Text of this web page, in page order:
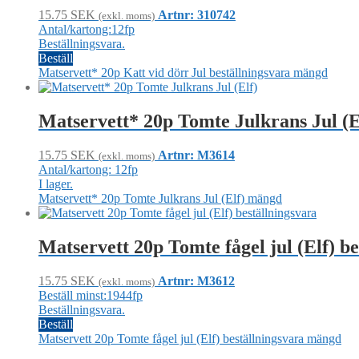
15.75 SEK (exkl. moms) Artnr: 310742
Antal/kartong:12fp
Beställningsvara.
Beställ
Matservett* 20p Katt vid dörr Jul beställningsvara mängd
Matservett* 20p Tomte Julkrans Jul
15.75 SEK (exkl. moms) Artnr: M3614
Antal/kartong: 12fp
I lager.
Matservett* 20p Tomte Julkrans Jul (Elf) mängd
Matservett 20p Tomte fågel jul (Elf)
15.75 SEK (exkl. moms) Artnr: M3612
Beställ minst:1944fp
Beställningsvara.
Beställ
Matservett 20p Tomte fågel jul (Elf) beställningsvara mängd